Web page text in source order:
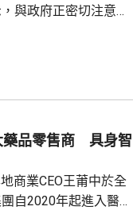
與政府正密切注意內
報及繳稅的要求一直
、人生規劃、財富傳
地客戶有一定吸引
示，截至目前為...
藥品零售商 具身智
商業CEO王莆中於全
自2020年起進入醫療